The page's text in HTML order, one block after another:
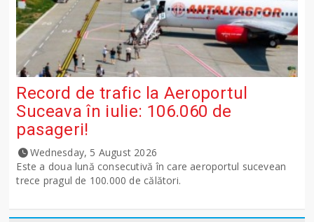
Record de trafic la Aeroportul
Suceava în iulie: 106.060 de
pasageri!
Wednesday, 5 August 2026
Este a doua lună consecutivă în care aeroportul sucevean
trece pragul de 100.000 de călători.